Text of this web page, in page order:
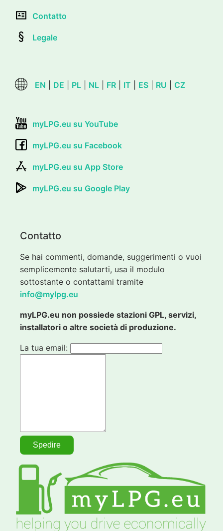
Contatto
Legale
EN DE PL NL FR IT ES RU CZ
myLPG.eu su YouTube
myLPG.eu su Facebook
myLPG.eu su App Store
myLPG.eu su Google Play
Contatto
Se hai commenti, domande, suggerimenti o vuoi
semplicemente salutarti, usa il modulo
sottostante o contattami tramite
info@mylpg.eu
myLPG.eu non possiede stazioni GPL, servizi,
installatori o altre società di produzione.
La tua email: